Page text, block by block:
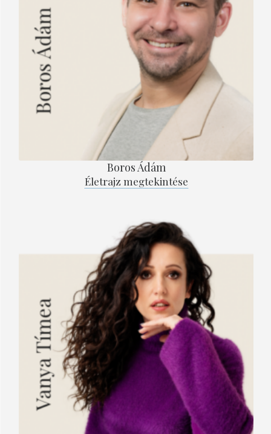
Boros Ádám
Életrajz megtekintése